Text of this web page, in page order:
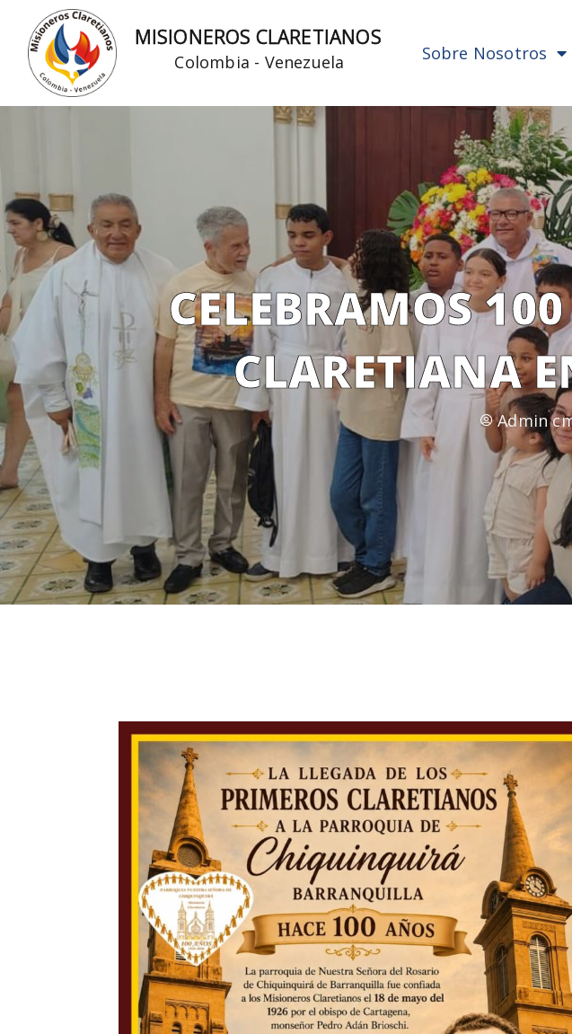
contenido
MISIONEROS CLARETIANOS
Colombia - Venezuela Sobre Nosotros
CELEBRAMOS
CLARETIANA
Admin